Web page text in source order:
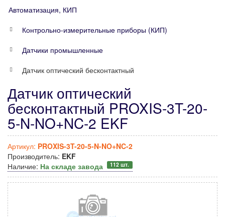
Автоматизация, КИП
Контрольно-измерительные приборы (КИП)
Датчики промышленные
Датчик оптический бесконтактный
Датчик оптический
бесконтактный PROXIS-3T-20-
5-N-NO+NC-2 EKF
Артикул: PROXIS-3T-20-5-N-NO+NC-2
Производитель: EKF
Наличие: На складе завода 112 шт.